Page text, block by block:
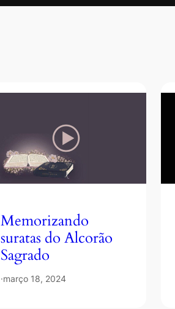
Memorizando
suratas do Alcorão
Sagrado
·março 18, 2024